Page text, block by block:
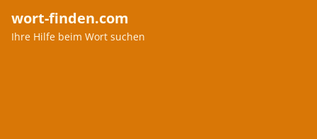
wort-finden.com
Ihre Hilfe beim Wort suchen